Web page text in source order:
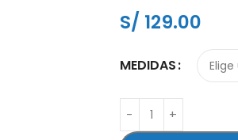
S/ 129.00
MEDIDAS